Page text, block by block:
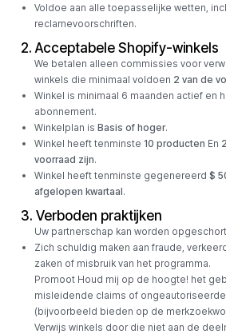
Voldoe aan alle toepasselijke wetten,
reclamevoorschriften.
2. Acceptabele Shopify-winkels
We betalen alleen commissies voor
winkels die minimaal voldoen 2 van de
Winkel is minimaal 6 maanden actief en
abonnement.
Winkelplan is Basis of hoger.
Winkel heeft tenminste 10 producten En
voorraad zijn.
Winkel heeft tenminste gegenereerd $
afgelopen kwartaal.
3. Verboden praktijken
Uw partnerschap kan worden
Zich schuldig maken aan fraude,
zaken of misbruik van het programma.
Promoot Houd mij op de hoogte! het
misleidende claims of
(bijvoorbeeld bieden op de
Verwijs winkels door die niet aan de